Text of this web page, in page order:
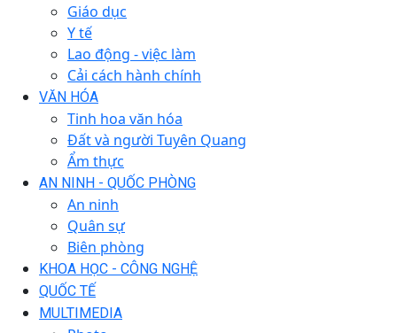
Giáo dục
Y tế
Lao động - việc làm
Cải cách hành chính
VĂN HÓA
Tinh hoa văn hóa
Đất và người Tuyên Quang
Ẩm thực
AN NINH - QUỐC PHÒNG
An ninh
Quân sự
Biên phòng
KHOA HỌC - CÔNG NGHỆ
QUỐC TẾ
MULTIMEDIA